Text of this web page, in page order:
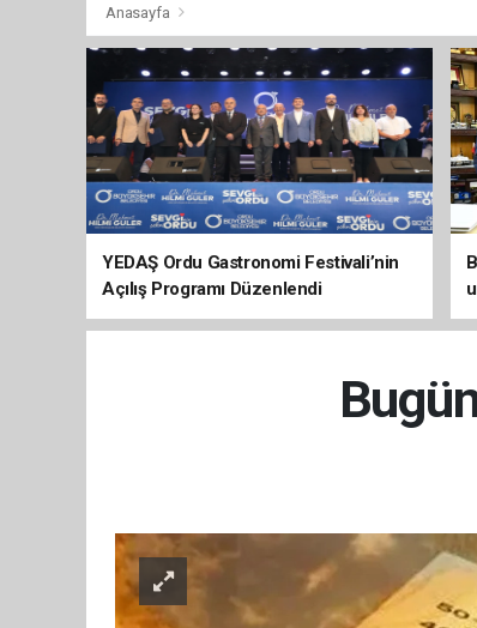
Anasayfa
YEDAŞ Ordu Gastronomi Festivali’nin
Açılış Programı Düzenlendi